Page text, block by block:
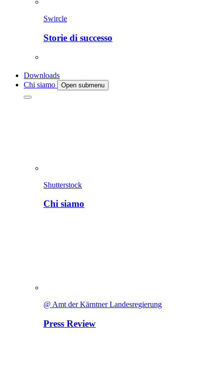
Swircle
Storie di successo
Downloads
Chi siamo
Open submenu
Shutterstock
Chi siamo
@ Amt der Kärntner Landesregierung
Press Review